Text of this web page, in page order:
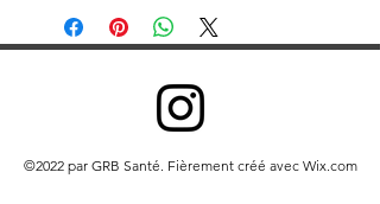
propriété du pharmacien GB © GB
Pharmacy 2019. Tous droits réservés.
de tout ou partie du contenu sous
quelque forme que ce soit est interdite,
vous pouvez imprimer ou
©2022 par GRB Santé. Fièrement créé avec Wix.com